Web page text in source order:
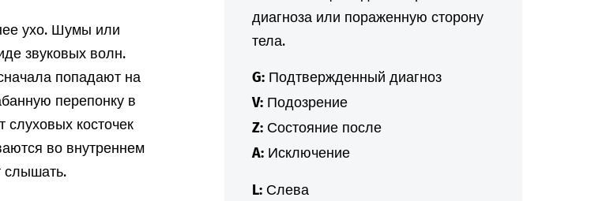
ухо. Шумы или
звуковых волн.
попадают на
перепонку в
косточек
во внутреннем
слышать.
диагноза или пораженную сторону
тела.
G:Подтвержденный диагноз
V:Подозрение
Z:Состояние после
A:Исключение
L:Слева